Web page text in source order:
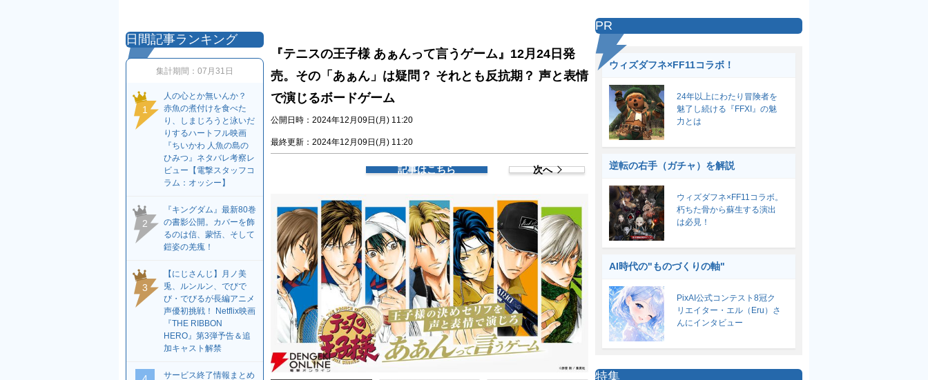
『テニスの王子様 あぁんって言うゲーム』12月24日発
売。その「あぁん」は疑問？ それとも反抗期？ 声と表情
で演じるボードゲーム
公開日時：2024年12月09日(月) 11:20
最終更新：2024年12月09日(月) 11:20
記事はこちら 次へ
日間記事ランキング
集計期間： 07月31日
1
人の心とか無いんか？
赤魚の煮付けを食べた
り、しまじろうと泳いだ
りするハートフル映画
『ちいかわ 人魚の島の
ひみつ』ネタバレ考察レ
ビュー【電撃スタッフコ
ラム：オッシー】
2
『キングダム』最新80巻
の書影公開。カバーを飾
るのは信、蒙恬、そして
鎧姿の羌瘣！
3
【にじさんじ】月ノ美
兎、ルンルン、でびで
び・でびるが長編アニメ
声優初挑戦！ Netflix映画
『THE RIBBON
HERO』第3弾予告＆追
加キャスト解禁
サービス終了情報まとめ
PR
ウィズダフネ×FF11コラボ！
24年以上にわたり冒険者を
魅了し続ける『FFXI』の魅
力とは
逆転の右手（ガチャ）を解説
ウィズダフネ×FF11コラボ。
朽ちた骨から蘇生する演出
は必見！
AI時代の"ものづくりの軸"
PixAI公式コンテスト8冠ク
リエイター・エル（Eru）さ
んにインタビュー
特集